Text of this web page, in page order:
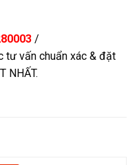
/
tư vấn chuẩn xác & đặt
NHẤT.